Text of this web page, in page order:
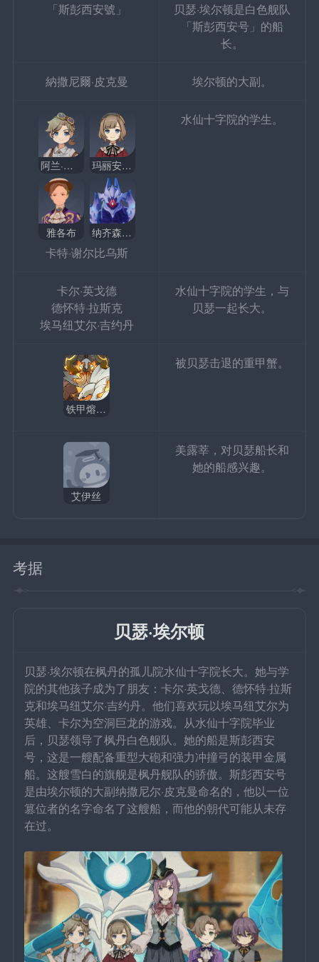
「斯彭西安號」
贝瑟·埃尔顿是白色舰队
「斯彭西安号」的船
长。
納撒尼爾·皮克曼 埃尔顿的大副。
阿兰·吉约丹 玛丽安·吉约丹
雅各布 纳齐森科鲁兹
卡特·谢尔比乌斯
水仙十字院的学生。
卡尔·英戈德
德怀特·拉斯克
埃马纽艾尔·吉约丹
水仙十字院的学生，与
贝瑟一起长大。
铁甲熔火帝皇
被贝瑟击退的重甲蟹。
艾伊丝
美露莘，对贝瑟船长和
她的船感兴趣。
考据
贝瑟·埃尔顿
贝瑟·埃尔顿在枫丹的孤儿院水仙十字院长大。她与学
院的其他孩子成为了朋友：卡尔·英戈德、德怀特·拉斯
克和埃马纽艾尔·吉约丹。他们喜欢玩以埃马纽艾尔为
英雄、卡尔为空洞巨龙的游戏。从水仙十字院毕业
后，贝瑟领导了枫丹白色舰队。她的船是斯彭西安
号，这是一艘配备重型大砲和强力冲撞弓的装甲金属
船。这艘雪白的旗舰是枫丹舰队的骄傲。斯彭西安号
是由埃尔顿的大副纳撒尼尔·皮克曼命名的，他以一位
篡位者的名字命名了这艘船，而他的朝代可能从未存
在过。